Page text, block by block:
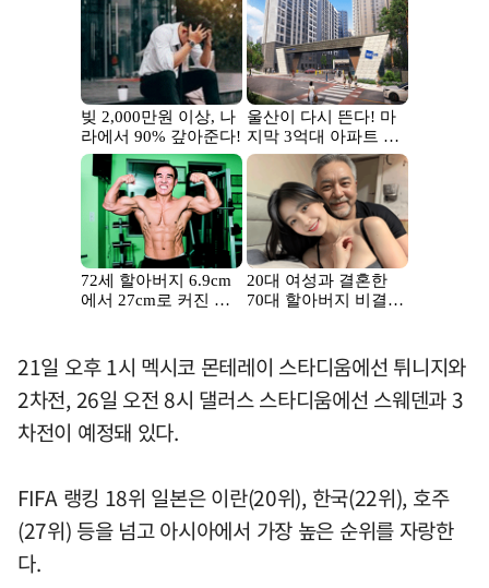
21일 오후 1시 멕시코 몬테레이 스타디움에선 튀니지와
2차전, 26일 오전 8시 댈러스 스타디움에선 스웨덴과 3
차전이 예정돼 있다.
FIFA 랭킹 18위 일본은 이란(20위), 한국(22위), 호주
(27위) 등을 넘고 아시아에서 가장 높은 순위를 자랑한
다.